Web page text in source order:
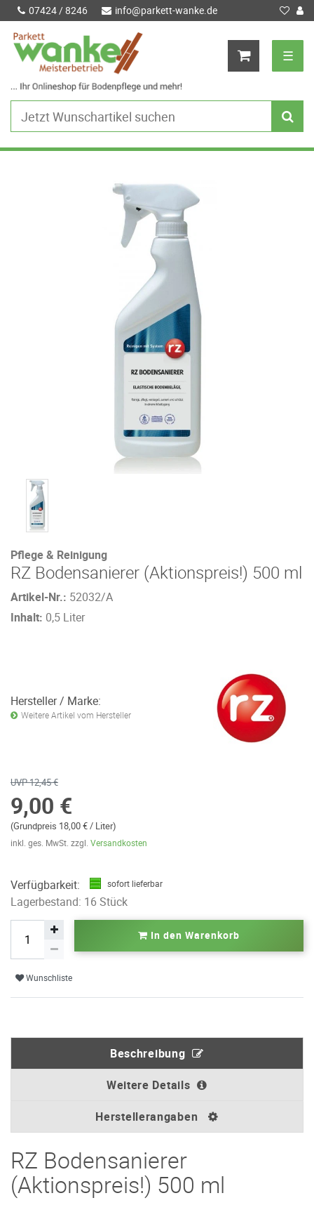
07424 / 8246 info@parkett-wanke.de
☰
Pflege & Reinigung
RZ Bodensanierer (Aktionspreis!) 500 ml
Artikel-Nr.: 52032/A
Inhalt: 0,5 Liter
Hersteller / Marke:
Weitere Artikel vom Hersteller
UVP 12,45 €
9,00 €
(Grundpreis 18,00 € / Liter)
inkl. ges. MwSt. zzgl. Versandkosten
Verfügbarkeit: sofort lieferbar
Lagerbestand: 16 Stück
In den Warenkorb
Wunschliste
Beschreibung
Weitere Details
Herstellerangaben
RZ Bodensanierer
(Aktionspreis!) 500 ml